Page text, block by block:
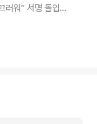
워” 서명 돌입
201
총동창회가 내